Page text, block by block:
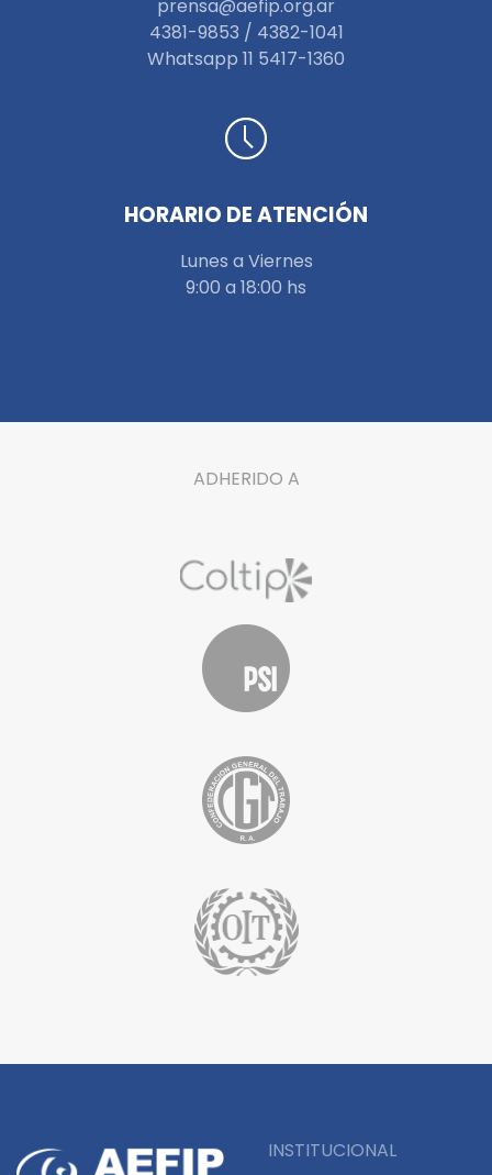
prensa@aefip.org.ar
4381-9853 / 4382-1041
Whatsapp 11 5417-1360
HORARIO DE ATENCIÓN
Lunes a Viernes
9:00 a 18:00 hs
ADHERIDO A
INSTITUCIONAL